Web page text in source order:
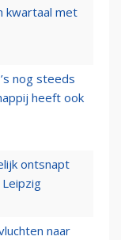
kwartaal met
nog steeds
heeft ook
ontsnapt
Leipzig
naar